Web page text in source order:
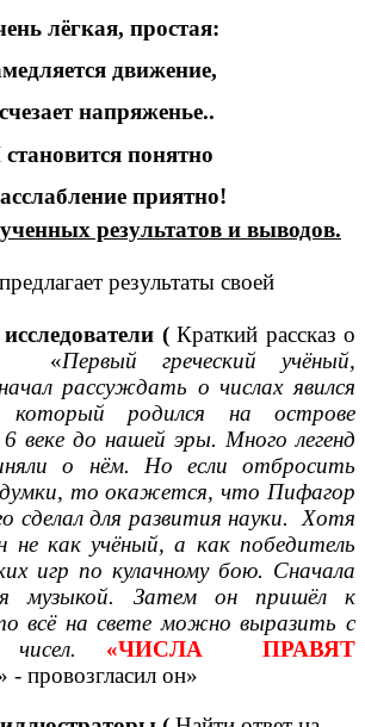
лёгкая, простая:
движение,
напряженье..
понятно
приятно!
результатов и выводов.
результаты своей
исследователи (Краткий рассказ о
«Первый греческий учёный,
рассуждать о числах явился
который родился на острове
веке до нашей эры. Много легенд
о нём. Но если отбросить
то окажется, что Пифагор
сделал для развития науки. Хотя
не как учёный, а как победитель
игр по кулачному бою. Сначала
музыкой. Затем он пришёл к
всё на свете можно выразить с
«ЧИСЛА ПРАВЯТ
- провозгласил он»